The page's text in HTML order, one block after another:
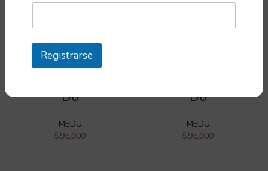
Registrarse
D6
MEDU
$95,000
D6
MEDU
$95,000